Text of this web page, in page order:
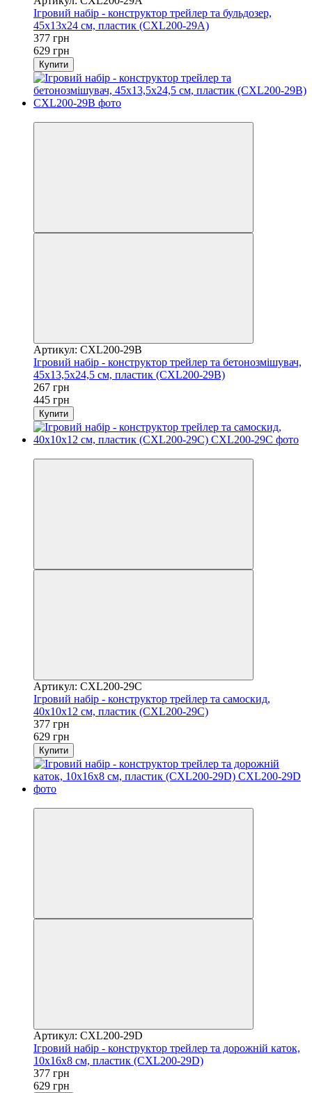
Ігровий набір - конструктор трейлер та бульдозер,
45x13x24 см, пластик (CXL200-29A)
377 грн
629 грн
Купити
Артикул: CXL200-29B
Ігровий набір - конструктор трейлер та бетонозмішувач,
45x13,5x24,5 см, пластик (CXL200-29B)
267 грн
445 грн
Купити
Артикул: CXL200-29C
Ігровий набір - конструктор трейлер та самоскид,
40x10x12 см, пластик (CXL200-29C)
377 грн
629 грн
Купити
Артикул: CXL200-29D
Ігровий набір - конструктор трейлер та дорожній каток,
10x16x8 см, пластик (CXL200-29D)
377 грн
629 грн